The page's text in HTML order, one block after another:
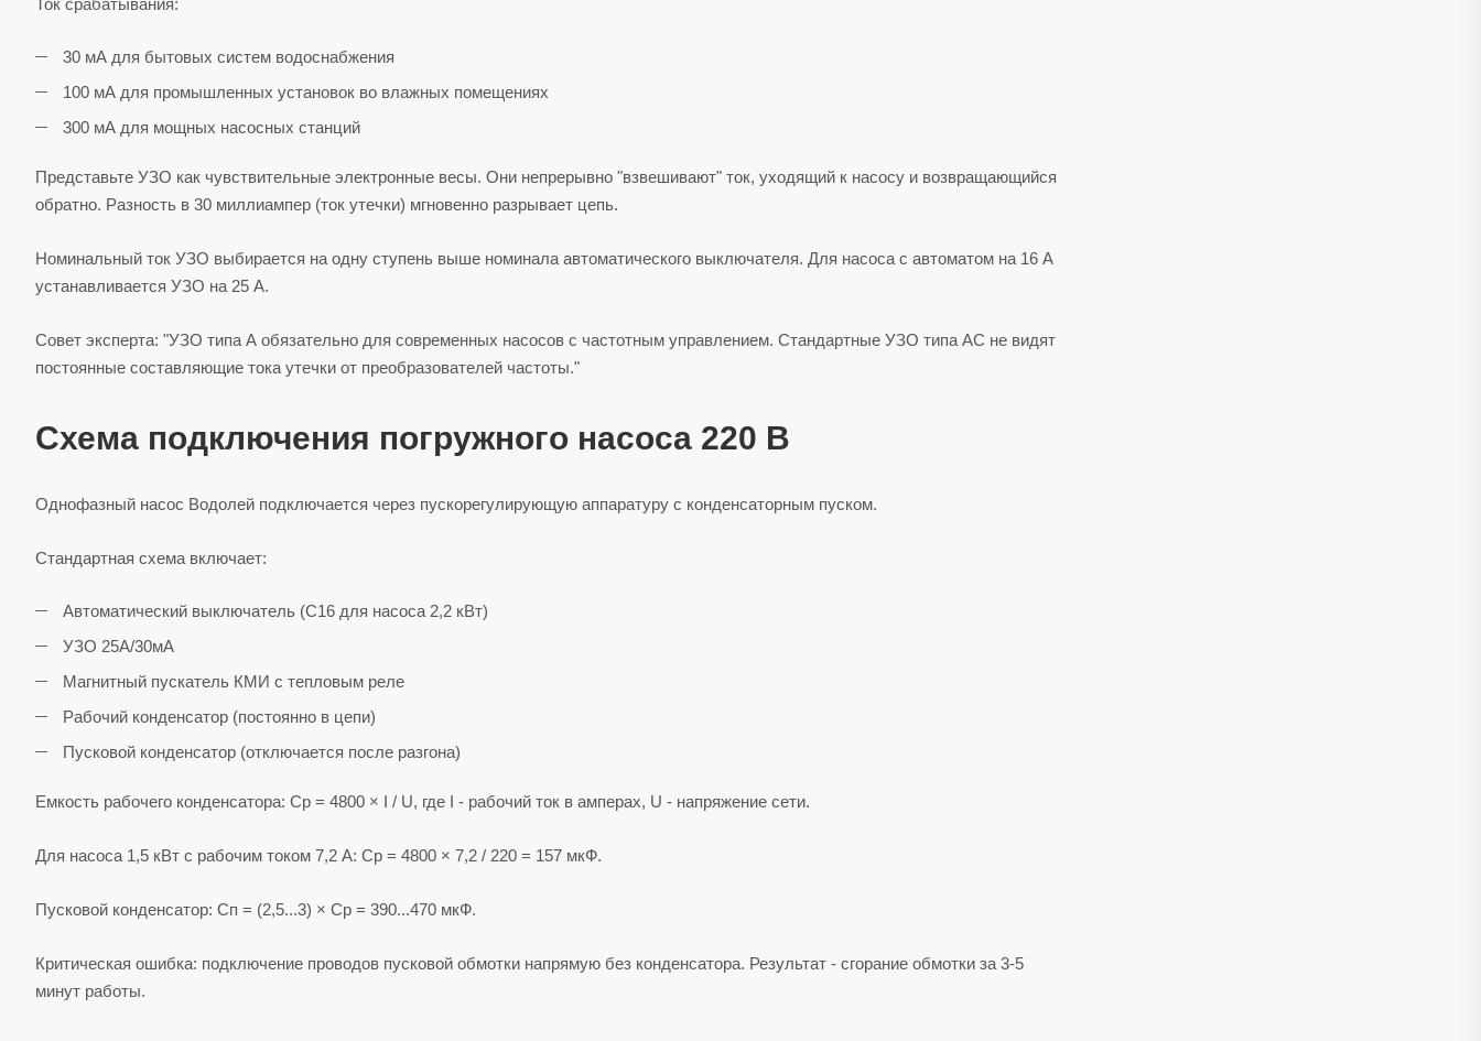
Ток срабатывания:
30 мА для бытовых систем водоснабжения
100 мА для промышленных установок во влажных помещениях
300 мА для мощных насосных станций
Представьте УЗО как чувствительные электронные весы. Они непрерывно "взвешивают" ток, уходящий к насосу и возвращающийся
обратно. Разность в 30 миллиампер (ток утечки) мгновенно разрывает цепь.
Номинальный ток УЗО выбирается на одну ступень выше номинала автоматического выключателя. Для насоса с автоматом на 16 А
устанавливается УЗО на 25 А.
Совет эксперта: "УЗО типа А обязательно для современных насосов с частотным управлением. Стандартные УЗО типа АС не видят
постоянные составляющие тока утечки от преобразователей частоты."
Схема подключения погружного насоса 220 В
Однофазный насос Водолей подключается через пускорегулирующую аппаратуру с конденсаторным пуском.
Стандартная схема включает:
Автоматический выключатель (С16 для насоса 2,2 кВт)
УЗО 25А/30мА
Магнитный пускатель КМИ с тепловым реле
Рабочий конденсатор (постоянно в цепи)
Пусковой конденсатор (отключается после разгона)
Емкость рабочего конденсатора: Cp = 4800 × I / U, где I - рабочий ток в амперах, U - напряжение сети.
Для насоса 1,5 кВт с рабочим током 7,2 А: Cp = 4800 × 7,2 / 220 = 157 мкФ.
Пусковой конденсатор: Cп = (2,5...3) × Cp = 390...470 мкФ.
Критическая ошибка: подключение проводов пусковой обмотки напрямую без конденсатора. Результат - сгорание обмотки за 3-5
минут работы.